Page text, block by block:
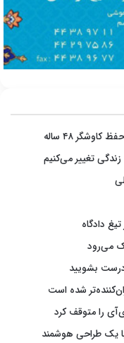
تغییر می‌کنیم
درست بشویید
شده است
را متوقف کرد